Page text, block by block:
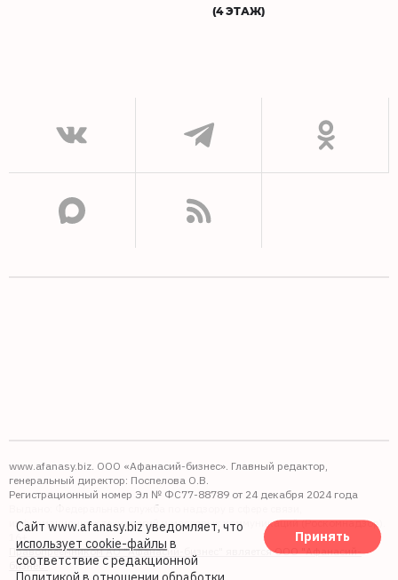
(4 ЭТАЖ)
www.afanasy.biz. ООО «Афанасий-бизнес». Главный редактор,
генеральный директор: Поспелова О.В.
Регистрационный номер Эл № ФС77-88789 от 24 декабря 2024 года
Выдано: Федеральная служба по надзору в сфере связи,
информационных технологий и массовых коммуникаций (Роскомнадзор).
Правопреемником АО "Афанасий-бизнес" является ООО "Афанасий-
бизнес"
Сайт www.afanasy.biz уведомляет, что
использует cookie-файлы в
соответствие с редакционной
Принять